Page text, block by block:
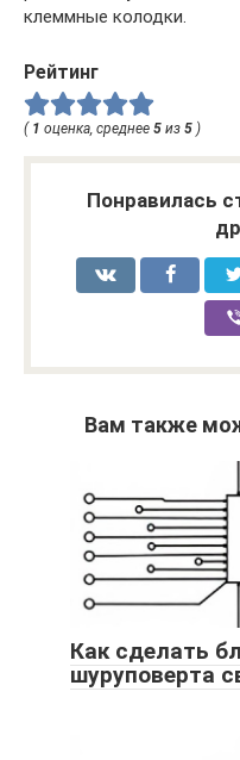
клеммные колодки.
Рейтинг
( 1 оценка, среднее 5 из 5 )
Понравилась
Вам также
Как сделать
шуруповерта